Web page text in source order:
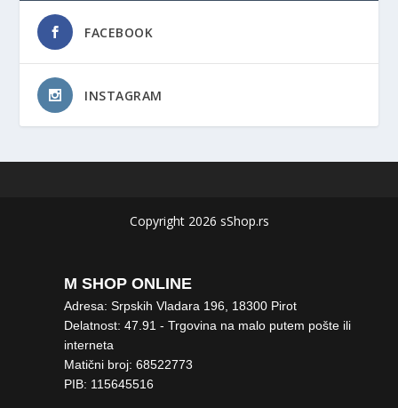
FACEBOOK
INSTAGRAM
Copyright 2026 sShop.rs
M SHOP ONLINE
Adresa: Srpskih Vladara 196, 18300 Pirot
Delatnost: 47.91 - Trgovina na malo putem pošte ili
interneta
Matični broj: 68522773
PIB: 115645516